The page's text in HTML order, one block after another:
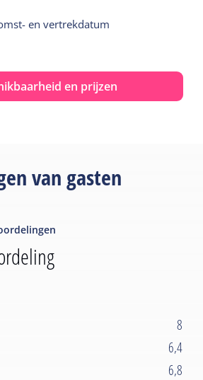
en vertrekdatum
en prijzen
van gasten
8
6,4
6,8